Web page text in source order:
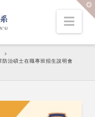
治碩士在職專班招生說明會